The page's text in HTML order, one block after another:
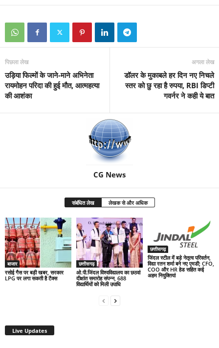
पिछला लेख
उड़िया फिल्मों के जाने-माने अभिनेता
रायमोहन परिदा की हुई मौत, आत्महत्या
की आशंका
अगला लेख
डॉलर के मुकाबले हर दिन नए निचले
स्तर को छु रहा है रुपया, RBI डिप्टी
गवर्नर ने कही ये बात
CG News
संबंधित लेख लेखक से और अधिक
बाजार
रसोई गैस पर बड़ी खबर, सरकार
LPG पर लगा सकती है टैक्स
छत्तीसगढ़
ओ.पी.जिंदल विश्वविद्यालय का छठवां
दीक्षांत समारोह संपन्न, 688
विद्यार्थियों को मिली उपाधि
छत्तीसगढ़
जिंदल स्टील में बड़े नेतृत्व परिवर्तन,
विद्या रतन शर्मा बने नए एमडी; CFO,
COO और HR हेड सहित कई
अहम नियुक्तियां
Live Updates